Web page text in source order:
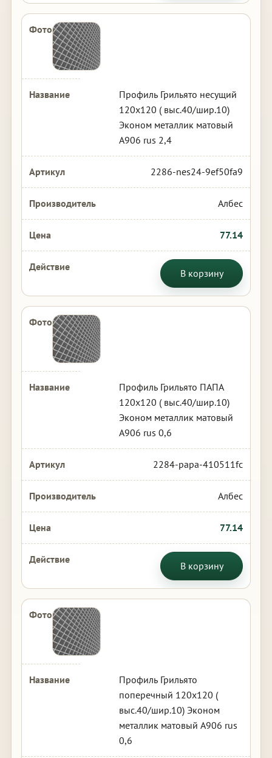
Профиль Грильято несущий
120х120 ( выс.40/шир.10)
Эконом металлик матовый
А906 rus 2,4
2286-nes24-9ef50fa9
Албес
77.14
В корзину
Профиль Грильято ПАПА
120х120 ( выс.40/шир.10)
Эконом металлик матовый
А906 rus 0,6
2284-papa-410511fc
Албес
77.14
В корзину
Профиль Грильято
поперечный 120х120 (
выс.40/шир.10) Эконом
металлик матовый А906 rus
0,6